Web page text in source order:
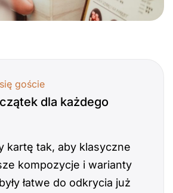
goście
dla każdego
kartę tak, aby klasyczne
kompozycje i warianty
łatwe do odkrycia już